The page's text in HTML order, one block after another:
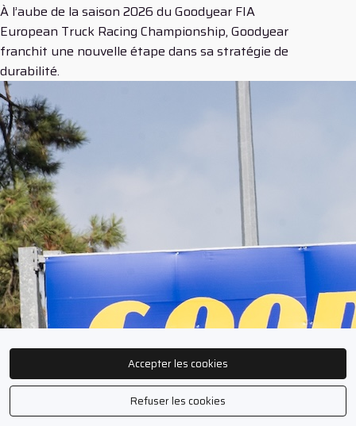
À l’aube de la saison 2026 du Goodyear FIA
European Truck Racing Championship, Goodyear
franchit une nouvelle étape dans sa stratégie de
durabilité.
Accepter les cookies
Refuser les cookies